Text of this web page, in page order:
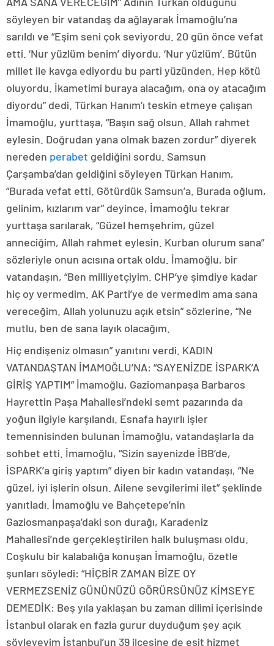
söyleyen bir vatandaş da ağlayarak İmamoğlu’na
sarıldı ve “Eşim seni çok seviyordu. 20 gün önce vefat
etti. ‘Nur yüzlüm benim’ diyordu, ‘Nur yüzlüm’. Bütün
millet ile kavga ediyordu bu parti yüzünden. Hep kötü
oluyordu. İkametimi buraya alacağım, ona oy atacağım
diyordu” dedi. Türkan Hanım’ı teskin etmeye çalışan
İmamoğlu, yurttaşa, “Başın sağ olsun. Allah rahmet
eylesin. Doğrudan yana olmak bazen zordur” diyerek
nereden perabet geldiğini sordu. Samsun
Çarşamba’dan geldiğini söyleyen Türkan Hanım,
“Burada vefat etti. Götürdük Samsun’a. Burada oğlum,
gelinim, kızlarım var” deyince, İmamoğlu tekrar
yurttaşa sarılarak, “Güzel hemşehrim, güzel
anneciğim, Allah rahmet eylesin. Kurban olurum sana”
sözleriyle onun acısına ortak oldu. İmamoğlu, bir
vatandaşın, “Ben milliyetçiyim. CHP’ye şimdiye kadar
hiç oy vermedim. AK Parti’ye de vermedim ama sana
vereceğim. Allah yolunuzu açık etsin” sözlerine, “Ne
mutlu, ben de sana layık olacağım.
Hiç endişeniz olmasın” yanıtını verdi. KADIN
VATANDAŞTAN İMAMOĞLU’NA: “SAYENİZDE İSPARK’A
GİRİŞ YAPTIM” İmamoğlu, Gaziomanpaşa Barbaros
Hayrettin Paşa Mahallesi’ndeki semt pazarında da
yoğun ilgiyle karşılandı. Esnafa hayırlı işler
temennisinden bulunan İmamoğlu, vatandaşlarla da
sohbet etti. İmamoğlu, “Sizin sayenizde İBB’de,
İSPARK’a giriş yaptım” diyen bir kadın vatandaşı, “Ne
güzel, iyi işlerin olsun. Ailene sevgilerimi ilet” şeklinde
yanıtladı. İmamoğlu ve Bahçetepe’nin
Gaziosmanpaşa’daki son durağı, Karadeniz
Mahallesi’nde gerçekleştirilen halk buluşması oldu.
Coşkulu bir kalabalığa konuşan İmamoğlu, özetle
şunları söyledi: “HİÇBİR ZAMAN BİZE OY
VERMEZSENİZ GÜNÜNÜZÜ GÖRÜRSÜNÜZ KİMSEYE
DEMEDİK: Beş yıla yaklaşan bu zaman dilimi içerisinde
İstanbul olarak en fazla gurur duyduğum şey açık
söyleyeyim İstanbul’un 39 ilçesine de eşit hizmet